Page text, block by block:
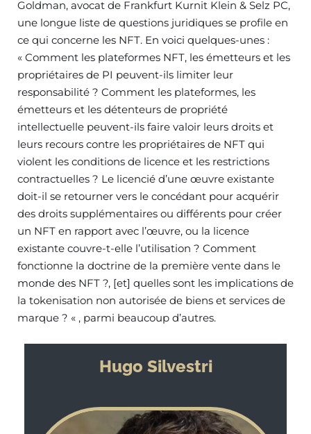
Goldman, avocat de Frankfurt Kurnit Klein & Selz PC,
une longue liste de questions juridiques se profile en
ce qui concerne les NFT. En voici quelques-unes :
« Comment les plateformes NFT, les émetteurs et les
propriétaires de PI peuvent-ils limiter leur
responsabilité ? Comment les plateformes, les
émetteurs et les détenteurs de propriété
intellectuelle peuvent-ils faire valoir leurs droits et
leurs recours contre les propriétaires de NFT qui
violent les conditions de licence et les restrictions
contractuelles ? Le licencié d’une œuvre existante
doit-il se retourner vers le concédant pour acquérir
des droits supplémentaires ou différents pour créer
un NFT en rapport avec l’œuvre, ou la licence
existante couvre-t-elle l’utilisation ? Comment
fonctionne la doctrine de la première vente dans le
monde des NFT ?, [et] quelles sont les implications de
la tokenisation non autorisée de biens et services de
marque ? « , parmi beaucoup d’autres.
Hugo Silvestri